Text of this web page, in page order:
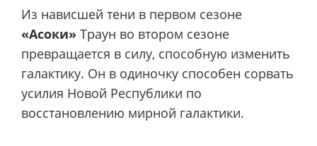
Из нависшей тени в первом сезоне
«Асоки» Траун во втором сезоне
превращается в силу, способную изменить
галактику. Он в одиночку способен сорвать
усилия Новой Республики по
восстановлению мирной галактики.